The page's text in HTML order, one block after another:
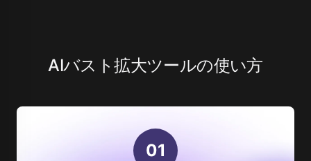
AIバスト拡大ツールの使い方
01